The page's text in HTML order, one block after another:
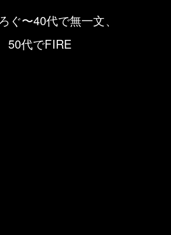
ぐ〜40代で無一文、
50代でFIRE